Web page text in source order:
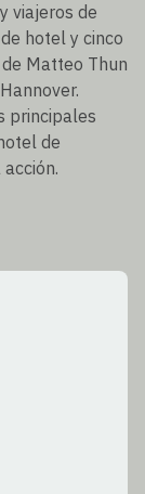
viajeros de
hotel y cinco
Matteo Thun
principales
de